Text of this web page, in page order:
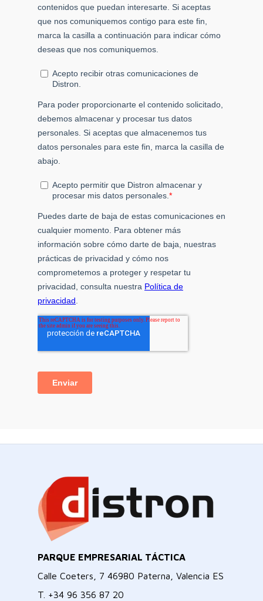
PARQUE EMPRESARIAL TÁCTICA
Calle Coeters, 7 46980 Paterna, Valencia ES
T. +34 96 356 87 20